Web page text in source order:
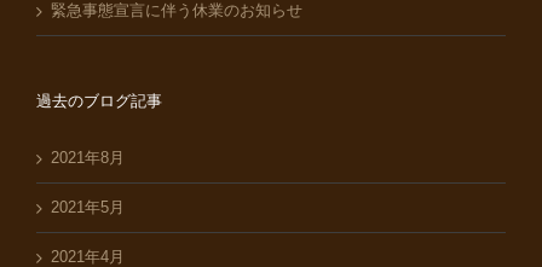
緊急事態宣言に伴う休業のお知らせ
過去のブログ記事
2021年8月
2021年5月
2021年4月